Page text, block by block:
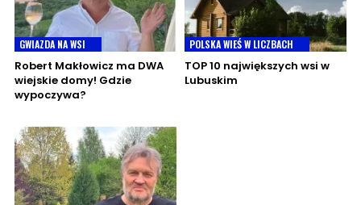
GWIAZDA NA WSI
Robert Makłowicz ma DWA
wiejskie domy! Gdzie
wypoczywa?
POLSKA WIEŚ W LICZBACH
TOP 10 największych wsi w
Lubuskim